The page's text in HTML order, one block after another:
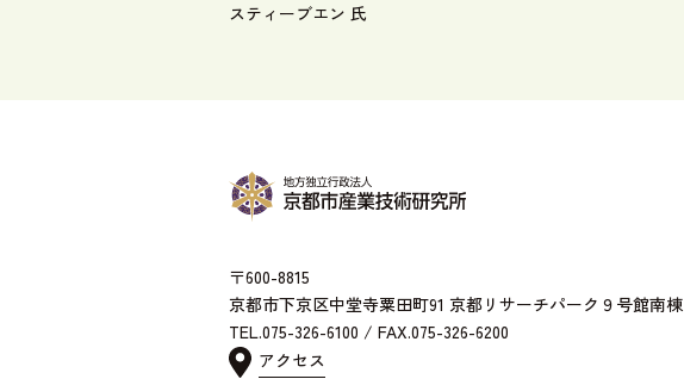
スティーブエン 氏
〒600-8815
京都市下京区中堂寺粟田町91 京都リサーチパーク９号館南棟
TEL.075-326-6100 / FAX.075-326-6200
アクセス